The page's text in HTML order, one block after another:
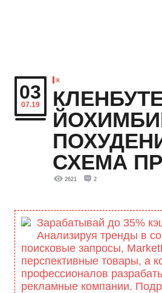
03
07.19
К
СХЕМА
2621 2
Зарабатывай до 35%
Анализируя тренды в
поисковые запросы,
перспективные товары, а
профессионалов
рекламные компании.